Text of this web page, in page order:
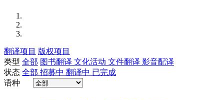
翻译项目 版权项目
类型 全部 图书翻译 文化活动 文件翻译 影音配译
状态 全部 招募中 翻译中 已完成
语种